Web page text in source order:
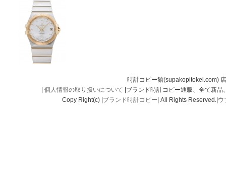
時計コピー館(supakopitokei.com)
個人情報の取り扱いについて |ブランド時計コピー通販、全て新
Copy Right(c) | ブランド時計コピー | All Rights Reserved.| ウ